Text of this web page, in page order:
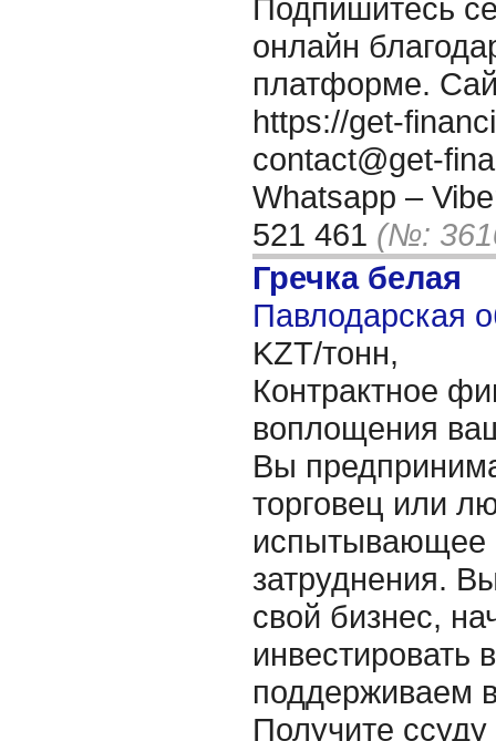
Подпишитесь
онлайн
платформе.
https://get-
contact@get-
Whatsapp –
521 461 (№:
Гречка белая
Павлодарская
KZT/тонн,
Контрактное
воплощения
Вы
торговец или
испытывающее
затруднения.
свой бизнес,
инвестировать
поддерживаем
Получите